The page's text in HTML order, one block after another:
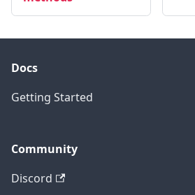
Docs
Getting Started
Community
Discord